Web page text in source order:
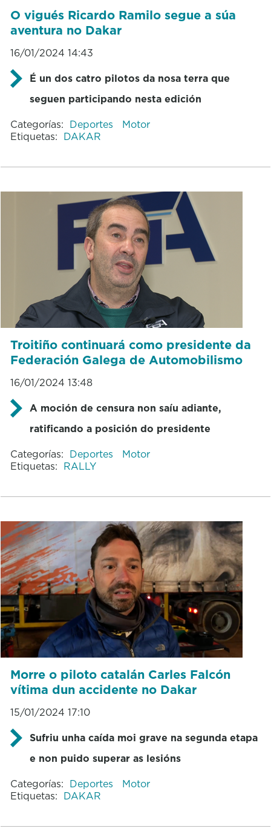
O vigués Ricardo Ramilo segue a súa
aventura no Dakar
16/01/2024 14:43
É un dos catro pilotos da nosa terra que
seguen participando nesta edición
Categorías: Deportes
Motor
Etiquetas: DAKAR
Troitiño continuará como presidente da
Federación Galega de Automobilismo
16/01/2024 13:48
A moción de censura non saíu adiante,
ratificando a posición do presidente
Categorías: Deportes
Motor
Etiquetas: RALLY
Morre o piloto catalán Carles Falcón
vítima dun accidente no Dakar
15/01/2024 17:10
Sufriu unha caída moi grave na segunda etapa
e non puido superar as lesións
Categorías: Deportes
Motor
Etiquetas: DAKAR